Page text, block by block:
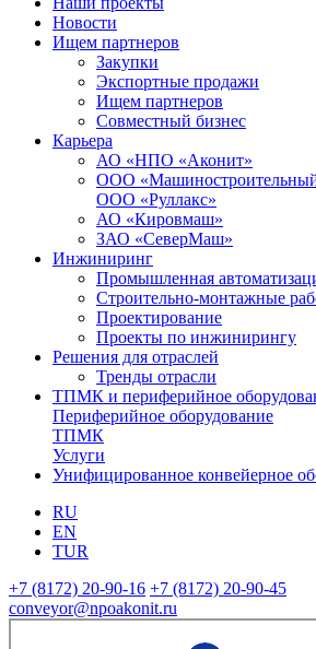
Новости
Ищем партнеров
Закупки
Экспортные продажи
Ищем партнеров
Совместный бизнес
Карьера
АО «НПО «Аконит»
ООО «Машиностроительный
ООО «Руллакс»
АО «Кировмаш»
ЗАО «СеверМаш»
Инжиниринг
Промышленная
Строительно-монтажные
Проектирование
Проекты по инжинирингу
Решения для отраслей
Тренды отрасли
ТПМК и периферийное
Периферийное оборудование
ТПМК
Услуги
Унифицированное конвейерное
RU
EN
TUR
+7 (8172) 20-90-16 +7 (8172) 20-90-45
conveyor@npoakonit.ru